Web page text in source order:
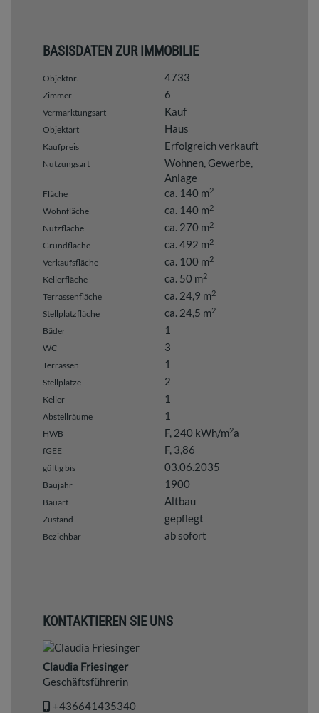
BASISDATEN ZUR IMMOBILIE
Objektnr. 4733
Zimmer 6
Vermarktungsart Kauf
Objektart Haus
Kaufpreis Erfolgreich verkauft
Nutzungsart Wohnen Gewerbe
Anlage
Fläche ca. 140 m2
Wohnfläche ca. 140 m2
Nutzfläche ca. 270 m2
Grundfläche ca. 492 m2
Verkaufsfläche ca. 100 m2
Kellerfläche ca. 50 m2
Terrassenfläche ca. 24,9 m2
Stellplatzfläche ca. 24,5 m2
Bäder 1
WC 3
Terrassen 1
Stellplätze 2
Keller 1
Abstellräume 1
HWB F, 240 kWh/m2a
fGEE F, 3,86
gültig bis 03.06.2035
Baujahr 1900
Bauart Altbau
Zustand gepflegt
Beziehbar ab sofort
KONTAKTIEREN SIE UNS
Claudia Friesinger
Geschäftsführerin
+436641435340